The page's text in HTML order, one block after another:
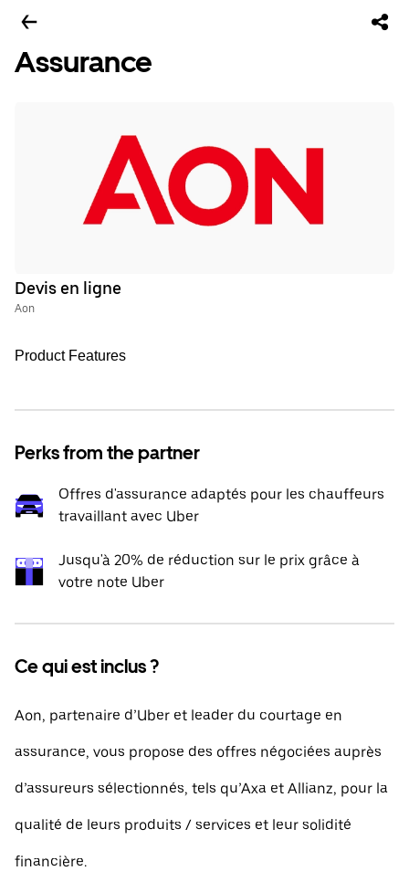
Assurance
Devis en ligne
Aon
Product Features
Perks from the partner
Offres d'assurance adaptés pour les chauffeurs
travaillant avec Uber
Jusqu'à 20% de réduction sur le prix grâce à
votre note Uber
Ce qui est inclus ?
Aon, partenaire d’Uber et leader du courtage en
assurance, vous propose des offres négociées auprès
d’assureurs sélectionnés, tels qu’Axa et Allianz, pour la
qualité de leurs produits / services et leur solidité
financière.